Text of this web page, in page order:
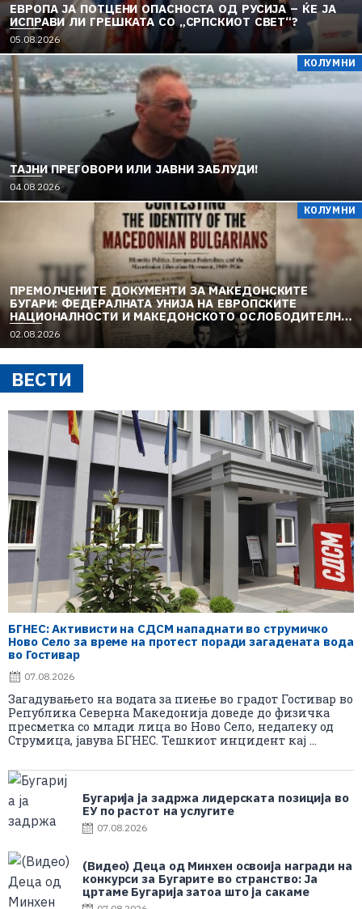
ЕВРОПА ЈА ПОТЦЕНИ ОПАСНОСТА ОД РУСИЈА – ЌЕ ЈА
ИСПРАВИ ЛИ ГРЕШКАТА СО „СРПСКИОТ СВЕТ“?
05.08.2026
КОЛУМНИ
TAЈНИ ПРЕГОВОРИ ИЛИ ЈАВНИ ЗАБЛУДИ!
04.08.2026
КОЛУМНИ
ПРЕМОЛЧЕНИТЕ ДОКУМЕНТИ ЗА МАКЕДОНСКИТЕ
БУГАРИ: ФЕДЕРАЛНАТА УНИЈА НА ЕВРОПСКИТЕ
НАЦИОНАЛНОСТИ И МАКЕДОНСКОТО ОСЛОБОДИТЕЛНО
ДВИЖЕЊЕ (1949–1956) (1)
02.08.2026
ВЕСТИ
БГНЕС: Aктивисти на СДСМ нападнати во струмичко
Ново Село за време на протест поради загадената вода
во Гостивар
07.08.2026
Загадувањето на водата за пиење во градот Гостивар во
Република Северна Македонија доведе до физичка
пресметка со млади лица во Ново Село, недалеку од
Струмица, јавува БГНЕС. Тешкиот инцидент кај ...
Бугарија ја задржа лидерската позиција во
ЕУ по растот на услугите
07.08.2026
(Видео) Деца од Минхен освоија награди на
конкурси за Бугарите во странство: Ја
цртаме Бугарија затоа што ја сакаме